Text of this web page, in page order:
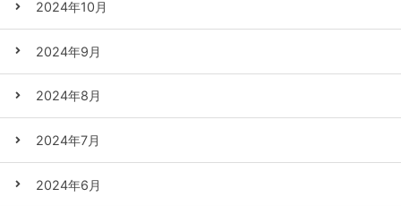
2024年10月
2024年9月
2024年8月
2024年7月
2024年6月